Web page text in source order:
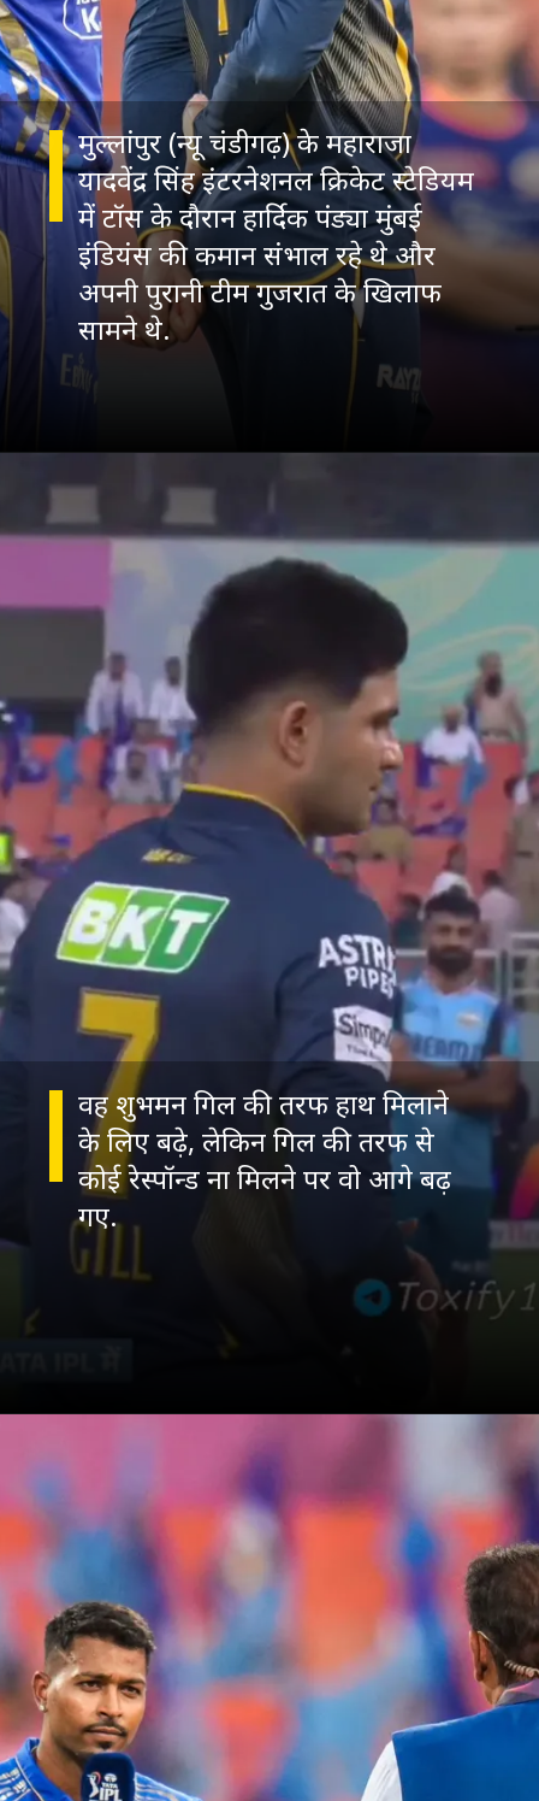
मुल्लांपुर (न्यू चंडीगढ़) के महाराजा
यादवेंद्र सिंह इंटरनेशनल क्रिकेट स्टेडियम
में टॉस के दौरान हार्दिक पंड्या मुंबई
इंडियंस की कमान संभाल रहे थे और
अपनी पुरानी टीम गुजरात के खिलाफ
सामने थे.
वह शुभमन गिल की तरफ हाथ मिलाने
के लिए बढ़े, लेकिन गिल की तरफ से
कोई रेस्पॉन्ड ना मिलने पर वो आगे बढ़
गए.